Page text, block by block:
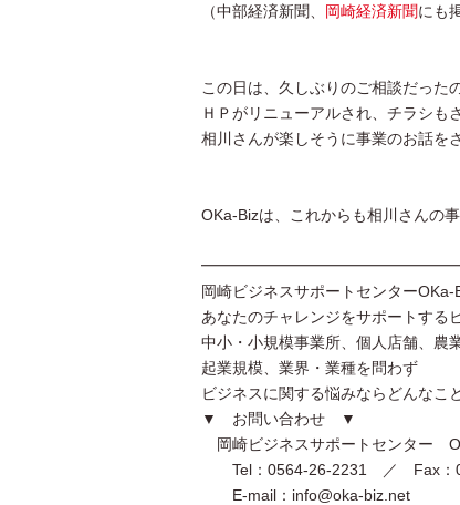
（中部経済新聞、 岡崎経済新聞にも
この日は、久しぶりのご相談だった
ＨＰがリニューアルされ、チラシも
相川さんが楽しそうに事業のお話を
OKa-Bizは、これからも相川さんの
岡崎ビジネスサポートセンターOKa-
あなたのチャレンジをサポートする
中小・小規模事業所、個人店舗、農
起業規模、業界・業種を問わず
ビジネスに関する悩みならどんなこ
▼ お問い合わせ ▼
岡崎ビジネスサポートセンター
Tel：0564-26-2231 ／ Fax：
E-mail：info@oka-biz.net